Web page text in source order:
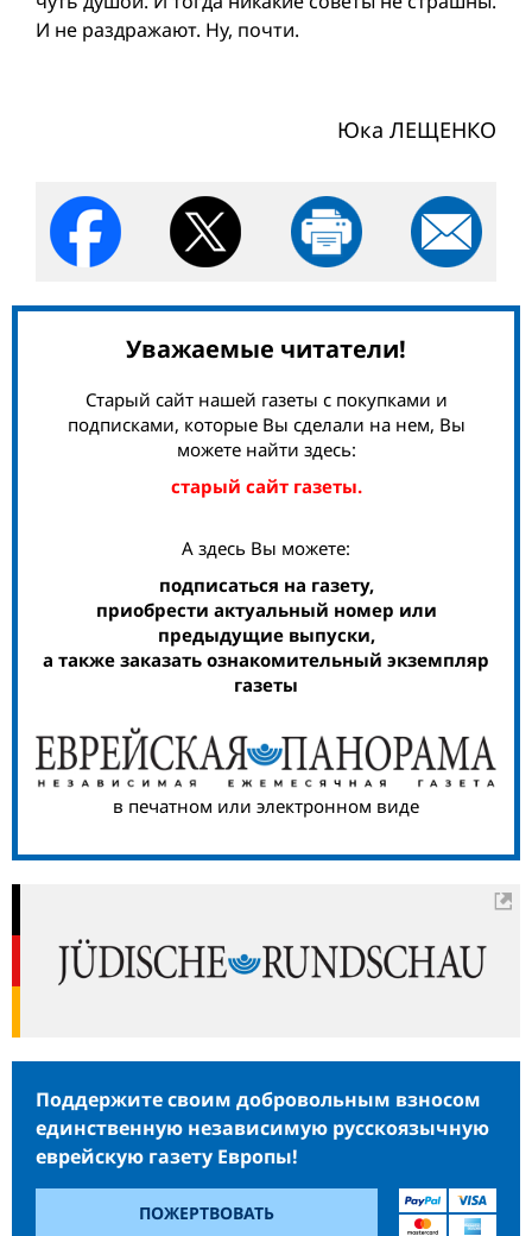
И не раздражают. Ну, почти.
Юка ЛЕЩЕНКО
Уважаемые читатели!
Старый сайт нашей газеты с покупками и
подписками, которые Вы сделали на нем, Вы
можете найти здесь:
старый сайт газеты.
А здесь Вы можете:
подписаться на газету,
приобрести актуальный номер или
предыдущие выпуски,
а также заказать ознакомительный экземпляр
газеты
в печатном или электронном виде
Поддержите своим добровольным взносом
единственную независимую русскоязычную
еврейскую газету Европы!
ПОЖЕРТВОВАТЬ